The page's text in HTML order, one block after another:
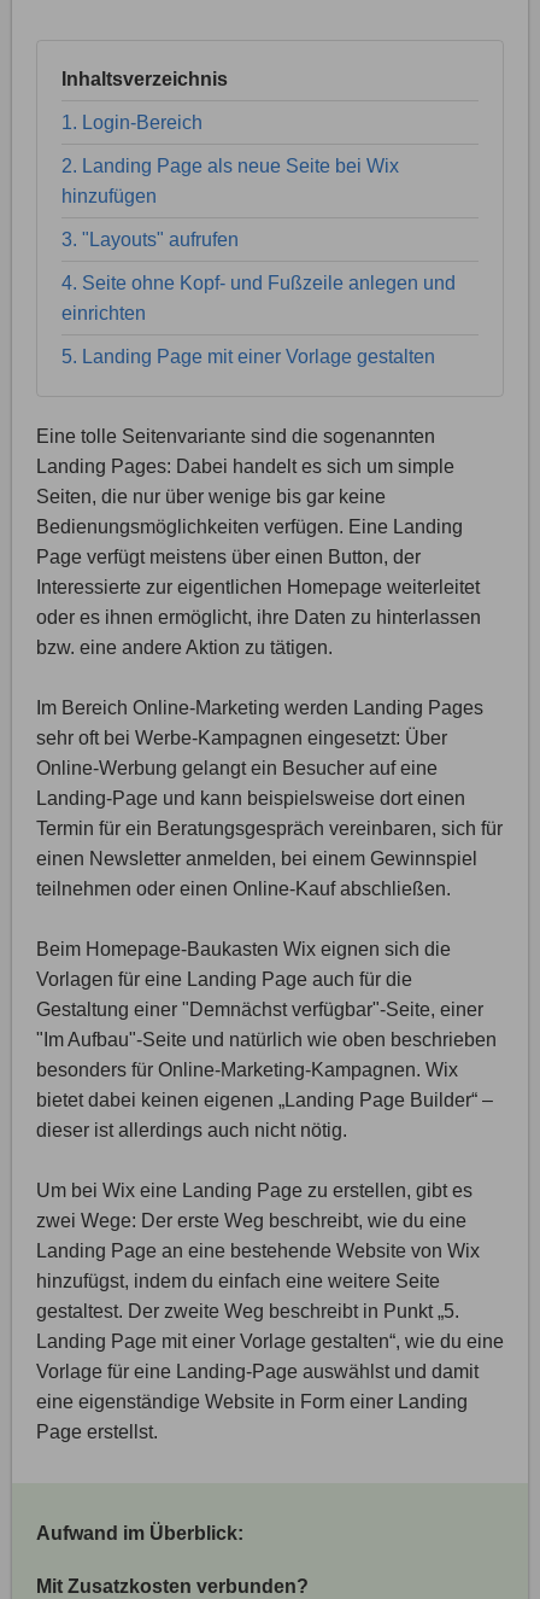
Inhaltsverzeichnis
1. Login-Bereich
2. Landing Page als neue Seite bei Wix
hinzufügen
3. "Layouts" aufrufen
4. Seite ohne Kopf- und Fußzeile anlegen und
einrichten
5. Landing Page mit einer Vorlage gestalten
Eine tolle Seitenvariante sind die sogenannten
Landing Pages: Dabei handelt es sich um simple
Seiten, die nur über wenige bis gar keine
Bedienungsmöglichkeiten verfügen. Eine Landing
Page verfügt meistens über einen Button, der
Interessierte zur eigentlichen Homepage weiterleitet
oder es ihnen ermöglicht, ihre Daten zu hinterlassen
bzw. eine andere Aktion zu tätigen.
Im Bereich Online-Marketing werden Landing Pages
sehr oft bei Werbe-Kampagnen eingesetzt: Über
Online-Werbung gelangt ein Besucher auf eine
Landing-Page und kann beispielsweise dort einen
Termin für ein Beratungsgespräch vereinbaren, sich für
einen Newsletter anmelden, bei einem Gewinnspiel
teilnehmen oder einen Online-Kauf abschließen.
Beim Homepage-Baukasten Wix eignen sich die
Vorlagen für eine Landing Page auch für die
Gestaltung einer "Demnächst verfügbar"-Seite, einer
"Im Aufbau"-Seite und natürlich wie oben beschrieben
besonders für Online-Marketing-Kampagnen. Wix
bietet dabei keinen eigenen „Landing Page Builder“ –
dieser ist allerdings auch nicht nötig.
Um bei Wix eine Landing Page zu erstellen, gibt es
zwei Wege: Der erste Weg beschreibt, wie du eine
Landing Page an eine bestehende Website von Wix
hinzufügst, indem du einfach eine weitere Seite
gestaltest. Der zweite Weg beschreibt in Punkt „5.
Landing Page mit einer Vorlage gestalten“, wie du eine
Vorlage für eine Landing-Page auswählst und damit
eine eigenständige Website in Form einer Landing
Page erstellst.
Aufwand im Überblick:
Mit Zusatzkosten verbunden?